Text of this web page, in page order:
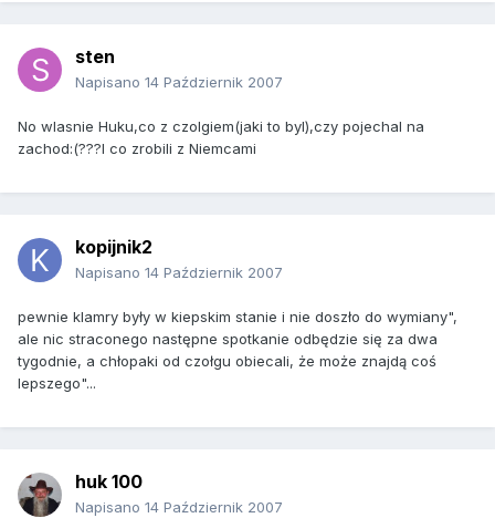
sten
Napisano 14 Październik 2007
No wlasnie Huku,co z czolgiem(jaki to byl),czy pojechal na
zachod:(???I co zrobili z Niemcami
kopijnik2
Napisano 14 Październik 2007
pewnie klamry były w kiepskim stanie i nie doszło do wymiany",
ale nic straconego następne spotkanie odbędzie się za dwa
tygodnie, a chłopaki od czołgu obiecali, że może znajdą coś
lepszego"...
huk 100
Napisano 14 Październik 2007